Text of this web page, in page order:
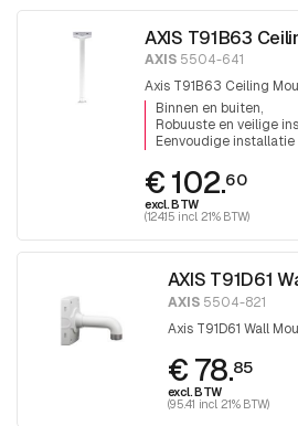
AXIS T91B63
AXIS 5504-641
Axis T91B63 Ceiling
Binnen en buiten
Robuuste en veilige
Eenvoudige installatie
€ 102.60
excl. BTW
(124.15 incl. 21% BTW)
AXIS T91D61
AXIS5504-821
Axis T91D61 Wall
€ 78.85
excl. BTW
(95.41 incl. 21% BTW)